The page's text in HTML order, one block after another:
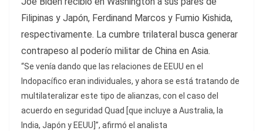
Filipinas y Japón, Ferdinand Marcos y Fumio Kishida,
respectivamente. La cumbre trilateral busca generar
contrapeso al poderío militar de China en Asia.
“Se venía dando que las relaciones de EEUU en el
Indopacífico eran individuales, y ahora se está tratando de
multilateralizar este tipo de alianzas, con el caso del
acuerdo en seguridad Quad [que incluye a Australia, la
India, Japón y EEUU]”, afirmó el analista